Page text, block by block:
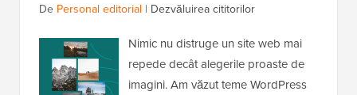
De Personal editorial | Dezvăluirea cititorilor
Nimic nu distruge un site web mai
repede decât alegerile proaste de
imagini. Am văzut teme WordPress